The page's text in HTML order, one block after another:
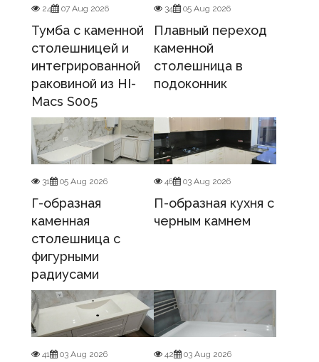
24 07 Aug 2026
Тумба с каменной
столешницей и
интегрированной
раковиной из HI-
Macs S005
34 05 Aug 2026
Плавный переход
каменной
столешница в
подоконник
31 05 Aug 2026
Г-образная
каменная
столешница с
фигурными
радиусами
46 03 Aug 2026
П-образная кухня с
черным камнем
41 03 Aug 2026 42 03 Aug 2026